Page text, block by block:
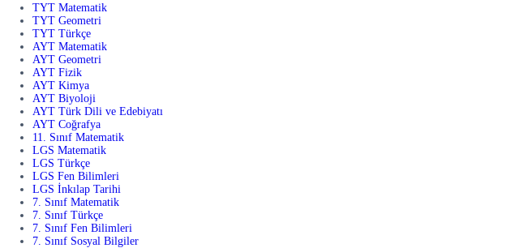
TYT Matematik
TYT Geometri
TYT Türkçe
AYT Matematik
AYT Geometri
AYT Fizik
AYT Kimya
AYT Biyoloji
AYT Türk Dili ve Edebiyatı
AYT Coğrafya
11. Sınıf Matematik
LGS Matematik
LGS Türkçe
LGS Fen Bilimleri
LGS İnkılap Tarihi
7. Sınıf Matematik
7. Sınıf Türkçe
7. Sınıf Fen Bilimleri
7. Sınıf Sosyal Bilgiler